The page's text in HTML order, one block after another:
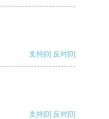
支持[0] 反对[0]
支持[0] 反对[0]